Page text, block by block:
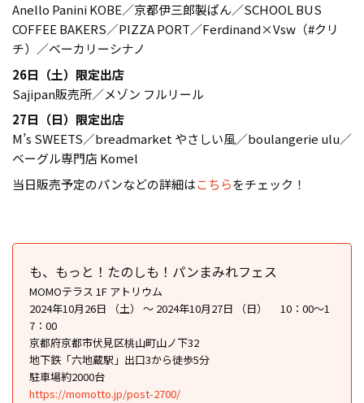
Anello Panini KOBE／京都伊三郎製ぱん／SCHOOL BUS
COFFEE BAKERS／PIZZA PORT／Ferdinand×Vsw（#クリ
チ）／ベーカリーシナノ
26日（土）限定出店
Sajipan販売所／メゾン フルリール
27日（日）限定出店
M’s SWEETS／breadmarket やさしい風／boulangerie ulu／
ベーグル専門店 Komel
当日販売予定のパンなどの詳細はこちらをチェック！
も、もっと！たのしも！パンまみれフェス
MOMOテラス 1F アトリウム
2024年10月26日 （土） ～ 2024年10月27日 （日） 10：00～1
7：00
京都府京都市伏⾒区桃⼭町⼭ノ下32
地下鉄「六地蔵駅」出口3から徒歩5分
駐車場約2000台
https://momotto.jp/post-2700/